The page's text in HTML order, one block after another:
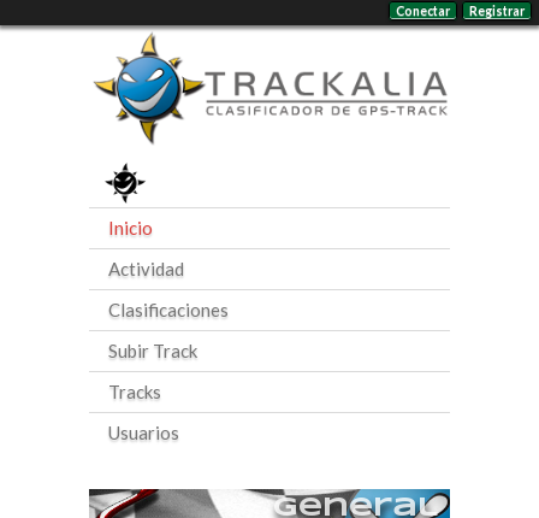
Conectar Registrar
Inicio
Actividad
Clasificaciones
Subir Track
Tracks
Usuarios
General